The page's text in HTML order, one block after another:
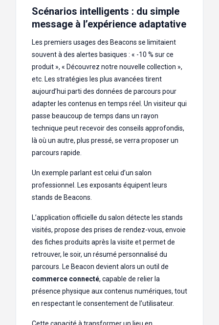
Scénarios intelligents : du simple
message à l’expérience adaptative
Les premiers usages des Beacons se limitaient
souvent à des alertes basiques : « -10 % sur ce
produit », « Découvrez notre nouvelle collection »,
etc. Les stratégies les plus avancées tirent
aujourd’hui parti des données de parcours pour
adapter les contenus en temps réel. Un visiteur qui
passe beaucoup de temps dans un rayon
technique peut recevoir des conseils approfondis,
là où un autre, plus pressé, se verra proposer un
parcours rapide.
Un exemple parlant est celui d’un salon
professionnel. Les exposants équipent leurs
stands de Beacons.
L’application officielle du salon détecte les stands
visités, propose des prises de rendez-vous, envoie
des fiches produits après la visite et permet de
retrouver, le soir, un résumé personnalisé du
parcours. Le Beacon devient alors un outil de
commerce connecté, capable de relier la
présence physique aux contenus numériques, tout
en respectant le consentement de l’utilisateur.
Cette capacité à transformer un lieu en